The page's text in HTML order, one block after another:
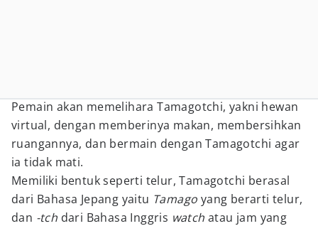
Pemain akan memelihara Tamagotchi, yakni hewan
virtual, dengan memberinya makan, membersihkan
ruangannya, dan bermain dengan Tamagotchi agar
ia tidak mati.
Memiliki bentuk seperti telur, Tamagotchi berasal
dari Bahasa Jepang yaitu Tamago yang berarti telur,
dan -tch dari Bahasa Inggris watch atau jam yang